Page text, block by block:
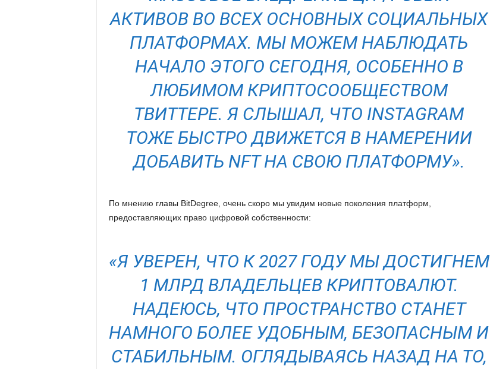
АКТИВОВ ВО ВСЕХ ОСНОВНЫХ СОЦИАЛЬНЫХ
ПЛАТФОРМАХ. МЫ МОЖЕМ НАБЛЮДАТЬ
НАЧАЛО ЭТОГО СЕГОДНЯ, ОСОБЕННО В
ЛЮБИМОМ КРИПТОСООБЩЕСТВОМ
ТВИТТЕРЕ. Я СЛЫШАЛ, ЧТО INSTAGRAM
ТОЖЕ БЫСТРО ДВИЖЕТСЯ В НАМЕРЕНИИ
ДОБАВИТЬ NFT НА СВОЮ ПЛАТФОРМУ».
По мнению главы BitDegree, очень скоро мы увидим новые поколения платформ,
предоставляющих право цифровой собственности:
«Я УВЕРЕН, ЧТО К 2027 ГОДУ МЫ ДОСТИГНЕМ
1 МЛРД ВЛАДЕЛЬЦЕВ КРИПТОВАЛЮТ.
НАДЕЮСЬ, ЧТО ПРОСТРАНСТВО СТАНЕТ
НАМНОГО БОЛЕЕ УДОБНЫМ, БЕЗОПАСНЫМ И
СТАБИЛЬНЫМ. ОГЛЯДЫВАЯСЬ НАЗАД НА ТО,